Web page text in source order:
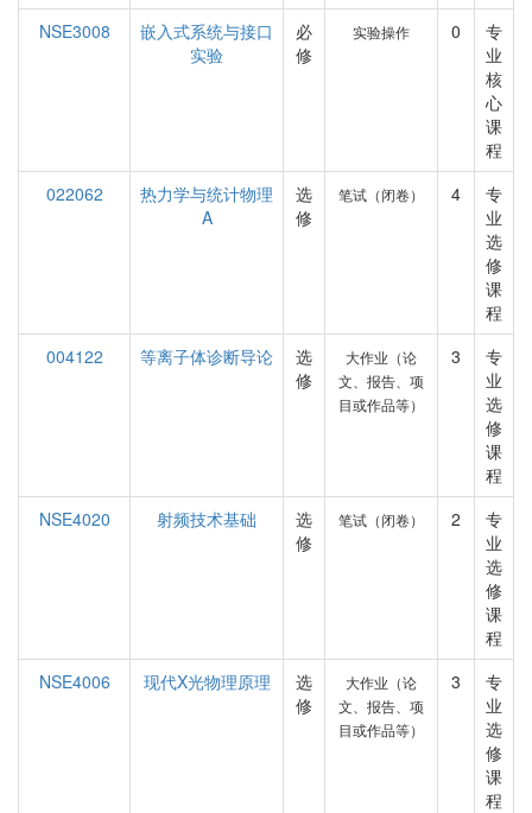
NSE3008
嵌入式系统与接口
实验
必
修
实验操作 0
专
业
核
心
课
程
022062
热力学与统计物理
A
选
修
笔试（闭卷） 4
专
业
选
修
课
程
004122
等离子体诊断导论
选
修
大作业（论
文、报告、项
目或作品等）
3
专
业
选
修
课
程
NSE4020
射频技术基础
选
修
笔试（闭卷） 2
专
业
选
修
课
程
NSE4006
现代X光物理原理
选
修
大作业（论
文、报告、项
目或作品等）
3
专
业
选
修
课
程